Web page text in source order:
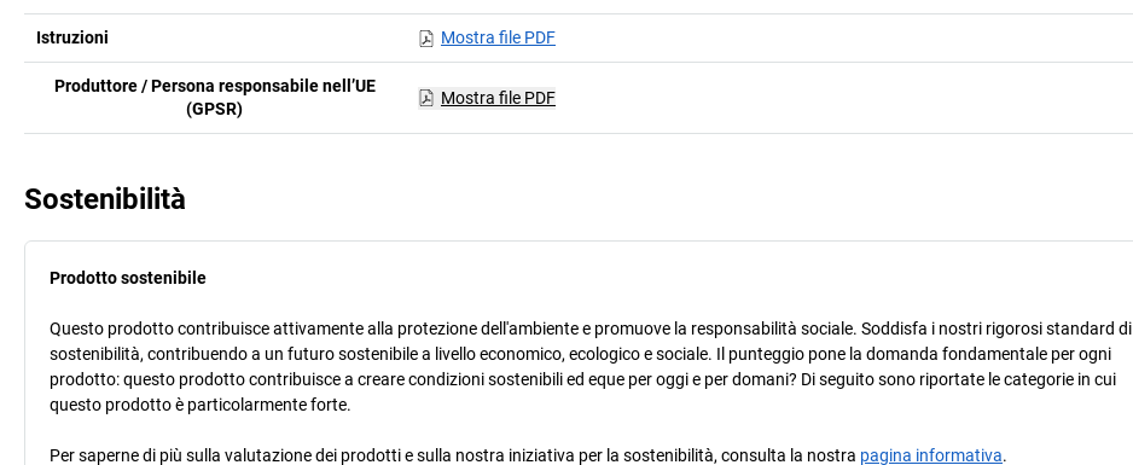
Istruzioni Mostra file PDF
Produttore / Persona responsabile nell’UE
(GPSR)
Mostra file PDF
Sostenibilità
Prodotto sostenibile
Questo prodotto contribuisce attivamente alla protezione dell'ambiente e promuove la responsabilità sociale. Soddisfa i nostri rigorosi standard di
sostenibilità, contribuendo a un futuro sostenibile a livello economico, ecologico e sociale. Il punteggio pone la domanda fondamentale per ogni
prodotto: questo prodotto contribuisce a creare condizioni sostenibili ed eque per oggi e per domani? Di seguito sono riportate le categorie in cui
questo prodotto è particolarmente forte.
Per saperne di più sulla valutazione dei prodotti e sulla nostra iniziativa per la sostenibilità, consulta la nostra pagina informativa.